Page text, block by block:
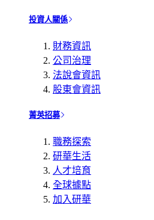
投資人關係
財務資訊
公司治理
法說會資訊
股東會資訊
菁英招募
職務探索
研華生活
人才培育
全球據點
加入研華